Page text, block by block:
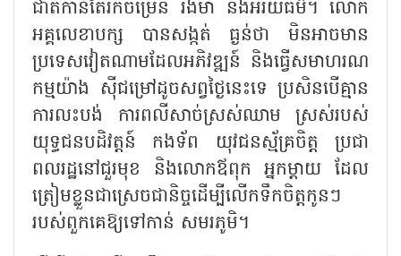
ជាតិកាន់តែរីកចម្រើន រឹងមាំ និងអរិយធម៌។ លោក
អគ្គលេខាបក្ស បានសង្កត់ ធ្ងន់ថា មិនអាចមាន
ប្រទេសវៀតណាមដែលអភិវឌ្ឍន៍ និងធ្វើសមាហរណ
កម្មយ៉ាង ស៊ីជម្រៅដូចសព្វថ្ងៃនេះទេ ប្រសិនបើគ្មាន
ការលះបង់ ការពលីសាច់ស្រស់ឈាម ស្រស់របស់
យុទ្ធជនបដិវត្តន៍ កងទ័ព យុវជនស្ម័គ្រចិត្ត ប្រជា
ពលរដ្ឋនៅជួរមុខ និងលោកឪពុក អ្នកម្ដាយ ដែល
ត្រៀមខ្លួនជាស្រេចជានិច្ចដើម្បីលើកទឹកចិត្តកូនៗ
របស់ពួកគេឱ្យទៅកាន់ សមរភូមិ។